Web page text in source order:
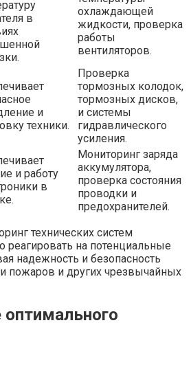
в
охлаждающей
жидкости, проверка
работы
вентиляторов.
и
техники.
Проверка
тормозных колодок,
тормозных дисков,
и системы
гидравлического
усиления.
и работу
в
Мониторинг заряда
аккумулятора,
проверка состояния
проводки и
предохранителей.
технических систем
реагировать на потенциальные
надежность и безопасность
пожаров и других чрезвычайных
оптимального